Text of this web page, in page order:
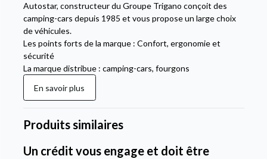
Autostar, constructeur du Groupe Trigano conçoit des
camping-cars depuis 1985 et vous propose un large choix
de véhicules.
Les points forts de la marque : Confort, ergonomie et
sécurité
La marque distribue : camping-cars, fourgons
En savoir plus
Produits similaires
Un crédit vous engage et doit être